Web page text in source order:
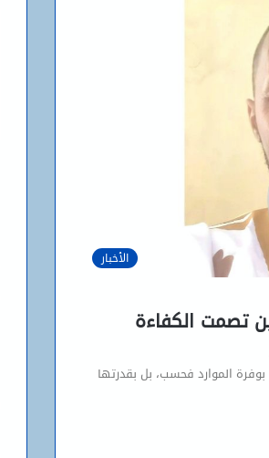
الأخبار
تصمت الكفاءة
الموارد فحسب، بل بقدرتها